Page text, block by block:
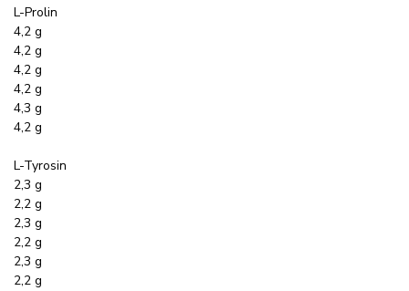
L-Prolin
4,2 g
4,2 g
4,2 g
4,2 g
4,3 g
4,2 g
L-Tyrosin
2,3 g
2,2 g
2,3 g
2,2 g
2,3 g
2,2 g